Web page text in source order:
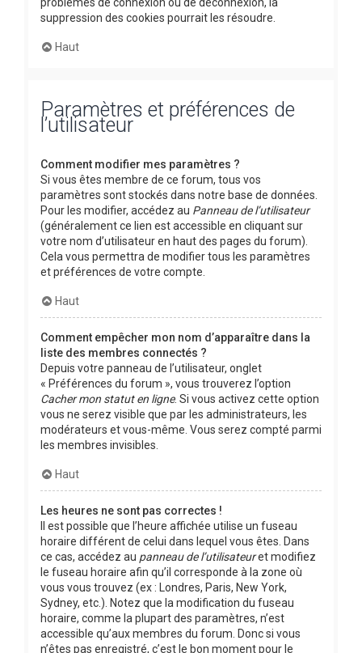
suppression des cookies pourrait les résoudre.
Haut
Paramètres et préférences de
l’utilisateur
Comment modifier mes paramètres ?
Si vous êtes membre de ce forum, tous vos
paramètres sont stockés dans notre base de données.
Pour les modifier, accédez au Panneau de l’utilisateur
(généralement ce lien est accessible en cliquant sur
votre nom d’utilisateur en haut des pages du forum).
Cela vous permettra de modifier tous les paramètres
et préférences de votre compte.
Haut
Comment empêcher mon nom d’apparaître dans la
liste des membres connectés ?
Depuis votre panneau de l’utilisateur, onglet
« Préférences du forum », vous trouverez l’option
Cacher mon statut en ligne. Si vous activez cette option
vous ne serez visible que par les administrateurs, les
modérateurs et vous-même. Vous serez compté parmi
les membres invisibles.
Haut
Les heures ne sont pas correctes !
Il est possible que l’heure affichée utilise un fuseau
horaire différent de celui dans lequel vous êtes. Dans
ce cas, accédez au panneau de l’utilisateuret modifiez
le fuseau horaire afin qu’il corresponde à la zone où
vous vous trouvez (ex : Londres, Paris, New York,
Sydney, etc.). Notez que la modification du fuseau
horaire, comme la plupart des paramètres, n’est
accessible qu’aux membres du forum. Donc si vous
n’êtes pas enregistré, c’est le bon moment pour le